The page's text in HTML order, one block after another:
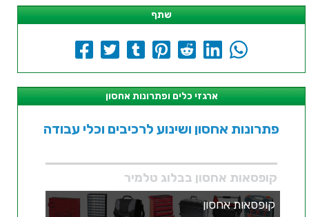
שתף
ארגזי כלים ופתרונות אחסון
פתרונות אחסון ושינוע לרכיבים וכלי עבודה
קופסאות אחסון בבלוג טלמיר
קופסאות אחסון